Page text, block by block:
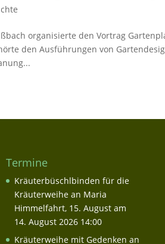
organisierte den Vortrag
den Ausführungen von
Termine
Kräuterbüschlbinden für die
Kräuterweihe an Maria
Himmelfahrt, 15. Augustam
14. August 2026 14:00
Kräuterweihe mit Gedenken an